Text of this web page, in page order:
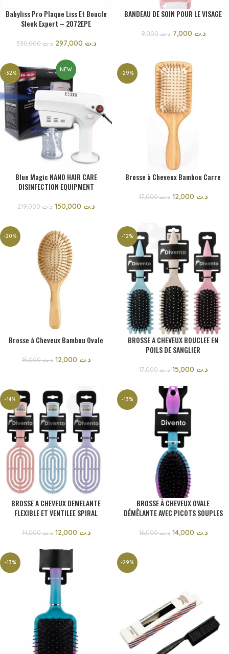
Babyliss Pro Plaque Liss Et Boucle
Sleek Expert – 2072EPE
د.ت330,000 د.ت
BANDEAU DE SOIN POUR LE VISAGE
د.ت9,000 د.ت
-32%
NEW
Blue Magic NANO HAIR CARE
DISINFECTION EQUIPMENT
د.ت219,000 د.ت
-29%
Brosse à Cheveux Bambou Carre
د.ت17,000 د.ت
-20%
Brosse à Cheveux Bambou Ovale
د.ت15,000 د.ت
-12%
BROSSE A CHEVEUX BOUCLEE EN
POILS DE SANGLIER
د.ت17,000 د.ت
-14%
BROSSE A CHEVEUX DEMELANTE
FLEXIBLE ET VENTILEE SPIRAL
د.ت14,000 د.ت
-13%
BROSSE À CHEVEUX OVALE
DÉMÊLANTE AVEC PICOTS SOUPLES
د.ت16,000 د.ت
-13% -29%